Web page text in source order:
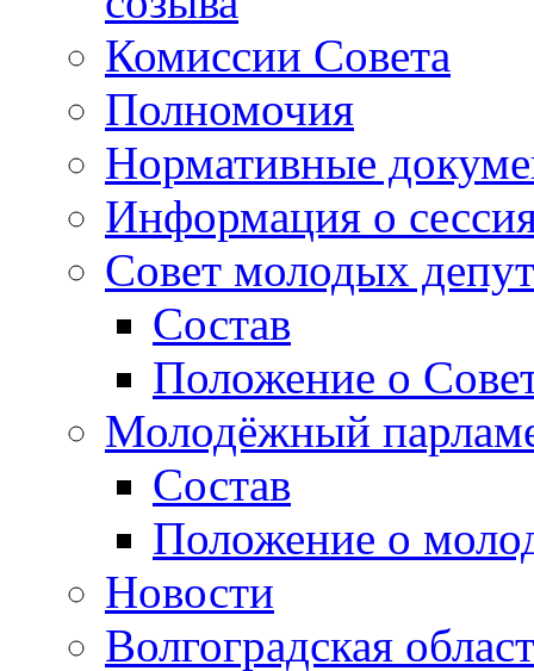
Комиссии Совета
Полномочия
Нормативные
Информация о
Совет молодых
Состав
Положение о
Молодёжный
Состав
Положение о
Новости
Волгоградская